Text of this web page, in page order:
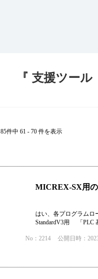
セミナー
『 支援ツー
85件中 61 - 70 件を表示
MICREX-SX用
はい、各プログラムロ
StandardV3用 「PLC
No：2214 公開日時：